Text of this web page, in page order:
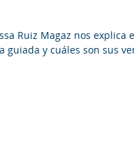
Ruiz Magaz nos explica
guiada y cuáles son sus